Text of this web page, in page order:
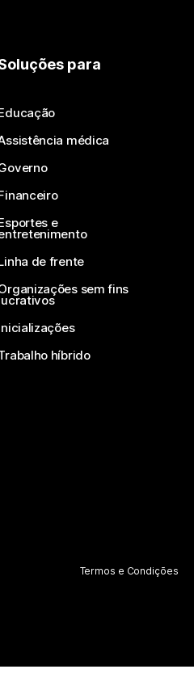
para
médica
e
de frente
sem fins
híbrido
Termos e Condições